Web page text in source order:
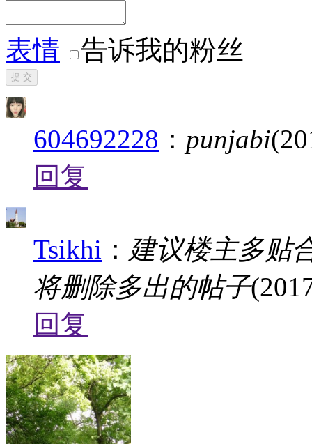
表情 告诉我的粉丝
提 交
604692228 ： punjabi
回复
Tsikhi ： 建议楼主多贴
将删除多出的帖子
回复